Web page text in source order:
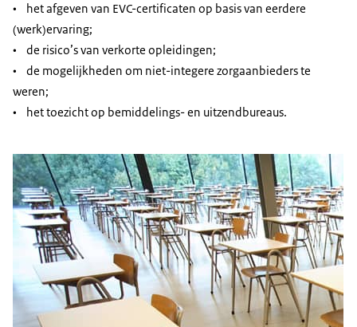
• het afgeven van EVC-certificaten op basis van eerdere
(werk)ervaring;
• de risico’s van verkorte opleidingen;
• de mogelijkheden om niet-integere zorgaanbieders te
weren;
• het toezicht op bemiddelings- en uitzendbureaus.